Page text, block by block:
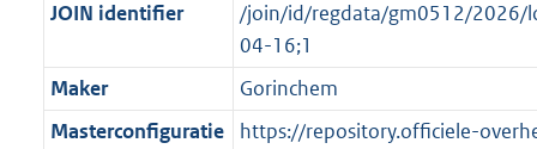
e
n
f
o
K
i
i
n
f
o
b
e
k
r
o
o
t
JOIN identifier
/join/id/regdata/gm0512/2026/
04-16;1
Maker
Gorinchem
Masterconfiguratie
https://repository.officiele-